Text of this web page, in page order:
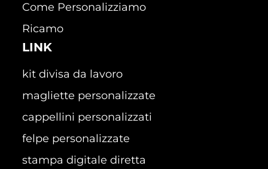
Come Personalizziamo
Ricamo
LINK
kit divisa da lavoro
magliette personalizzate
cappellini personalizzati
felpe personalizzate
stampa digitale diretta